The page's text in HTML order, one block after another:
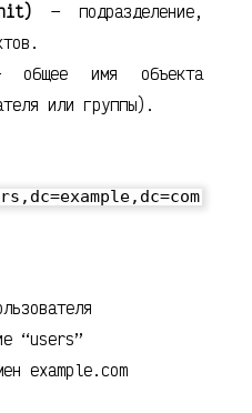
— подразделение,
имя объекта
или группы).
“users”
example.com